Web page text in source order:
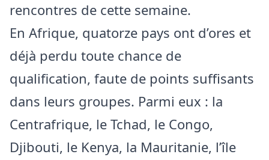
rencontres de cette semaine.
En Afrique, quatorze pays ont d’ores et
déjà perdu toute chance de
qualification, faute de points suffisants
dans leurs groupes. Parmi eux : la
Centrafrique, le Tchad, le Congo,
Djibouti, le Kenya, la Mauritanie, l’île